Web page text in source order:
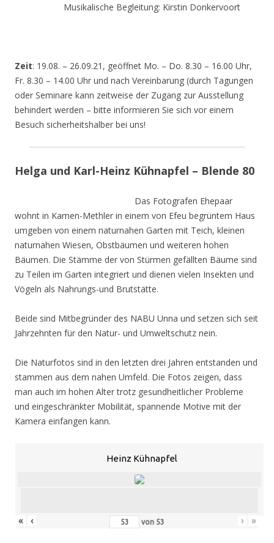
Musikalische Begleitung: Kirstin Donkervoort
Zeit: 19.08. – 26.09.21, geöffnet Mo. – Do. 8.30 – 16.00 Uhr,
Fr. 8.30 – 14.00 Uhr und nach Vereinbarung (durch Tagungen
oder Seminare kann zeitweise der Zugang zur Ausstellung
behindert werden – bitte informieren Sie sich vor einem
Besuch sicherheitshalber bei uns!
Helga und Karl-Heinz Kühnapfel – Blende 80
Das Fotografen Ehepaar
wohnt in Kamen-Methler in einem von Efeu begrüntem Haus
umgeben von einem naturnahen Garten mit Teich, kleinen
naturnahen Wiesen, Obstbäumen und weiteren hohen
Bäumen. Die Stämme der von Stürmen gefällten Bäume sind
zu Teilen im Garten integriert und dienen vielen Insekten und
Vögeln als Nahrungs-und Brutstätte.
Beide sind Mitbegründer des NABU Unna und setzen sich seit
Jahrzehnten für den Natur- und Umweltschutz nein.
Die Naturfotos sind in den letzten drei Jahren entstanden und
stammen aus dem nahen Umfeld. Die Fotos zeigen, dass
man auch im hohen Alter trotz gesundheitlicher Probleme
und eingeschränkter Mobilität, spannende Motive mit der
Kamera einfangen kann.
Heinz Kühnapfel
« ‹ von 53 › »